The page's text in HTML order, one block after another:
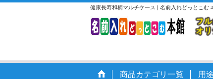
健康長寿和柄マルチケース | 名前入れどっとこむ
商品カテゴリ一覧 用